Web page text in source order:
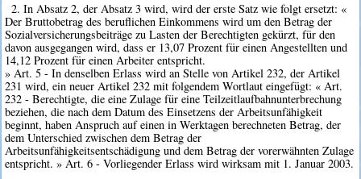
2. In Absatz 2, der Absatz 3 wird, wird der erste Satz wie folgt ersetzt: «
Der Bruttobetrag des beruflichen Einkommens wird um den Betrag der
Sozialversicherungsbeiträge zu Lasten der Berechtigten gekürzt, für den
davon ausgegangen wird, dass er 13,07 Prozent für einen Angestellten und
14,12 Prozent für einen Arbeiter entspricht.
» Art. 5 - In denselben Erlass wird an Stelle von Artikel 232, der Artikel
231 wird, ein neuer Artikel 232 mit folgendem Wortlaut eingefügt: « Art.
232 - Berechtigte, die eine Zulage für eine Teilzeitlaufbahnunterbrechung
beziehen, die nach dem Datum des Einsetzens der Arbeitsunfähigkeit
beginnt, haben Anspruch auf einen in Werktagen berechneten Betrag, der
dem Unterschied zwischen dem Betrag der
Arbeitsunfähigkeitsentschädigung und dem Betrag der vorerwähnten Zulage
entspricht. » Art. 6 - Vorliegender Erlass wird wirksam mit 1. Januar 2003.